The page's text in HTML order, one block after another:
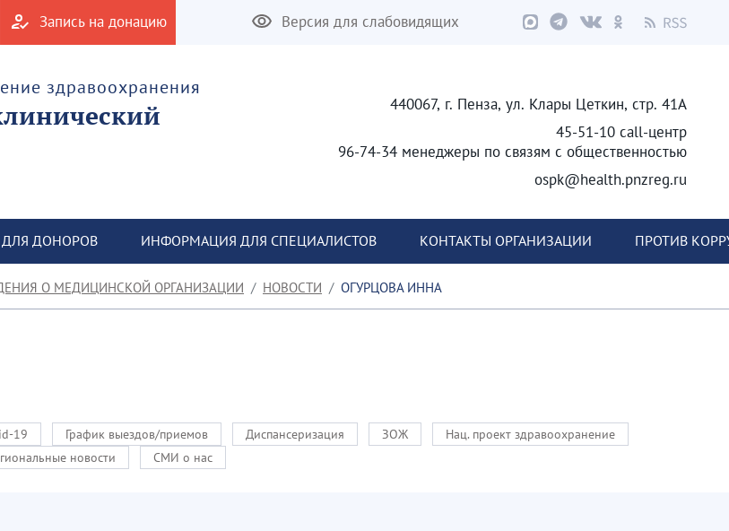
Запись на донацию Версия для слабовидящих
здравоохранения
440067, г. Пенза, ул. Клары Цеткин, стр. 41А
45-51-10 call-центр
96-74-34 менеджеры по связям с общественностью
ospk@health.pnzreg.ru
ДОНОРОВ ИНФОРМАЦИЯ ДЛЯ СПЕЦИАЛИСТОВ КОНТАКТЫ ОРГАНИЗАЦИИ ПРОТИВ
О МЕДИЦИНСКОЙ ОРГАНИЗАЦИИ НОВОСТИ ОГУРЦОВА ИННА
19 График выездов/приемов Диспансеризация ЗОЖ
Нац. проект здравоохранение
новости СМИ о нас